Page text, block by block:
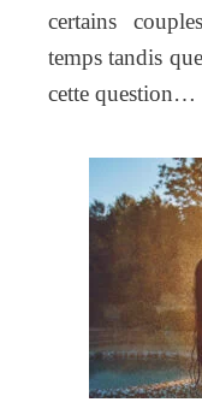
certains
temps tandis
cette question…